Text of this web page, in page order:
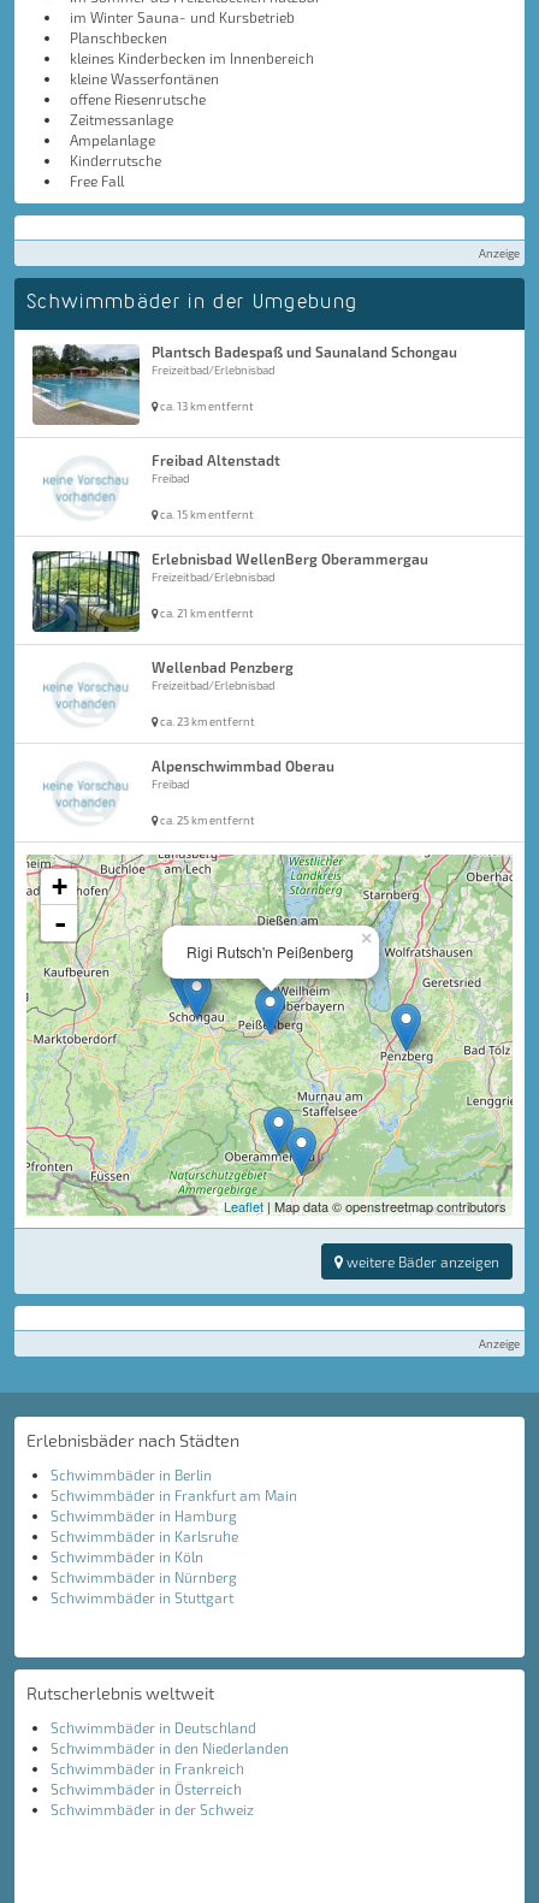
im Winter Sauna- und Kursbetrieb
Planschbecken
kleines Kinderbecken im Innenbereich
kleine Wasserfontänen
offene Riesenrutsche
Zeitmessanlage
Ampelanlage
Kinderrutsche
Free Fall
Anzeige
Schwimmbäder in der Umgebung
Plantsch Badespaß und Saunaland Schongau
Freizeitbad/Erlebnisbad
ca. 13 km entfernt
Freibad Altenstadt
Freibad
ca. 15 km entfernt
Erlebnisbad WellenBerg Oberammergau
Freizeitbad/Erlebnisbad
ca. 21 km entfernt
Wellenbad Penzberg
Freizeitbad/Erlebnisbad
ca. 23 km entfernt
Alpenschwimmbad Oberau
Freibad
ca. 25 km entfernt
×
Rigi Rutsch'n Peißenberg
+
-
Leaflet | Map data © openstreetmap contributors
weitere Bäder anzeigen
Anzeige
Erlebnisbäder nach Städten
Schwimmbäder in Berlin
Schwimmbäder in Frankfurt am Main
Schwimmbäder in Hamburg
Schwimmbäder in Karlsruhe
Schwimmbäder in Köln
Schwimmbäder in Nürnberg
Schwimmbäder in Stuttgart
Rutscherlebnis weltweit
Schwimmbäder in Deutschland
Schwimmbäder in den Niederlanden
Schwimmbäder in Frankreich
Schwimmbäder in Österreich
Schwimmbäder in der Schweiz